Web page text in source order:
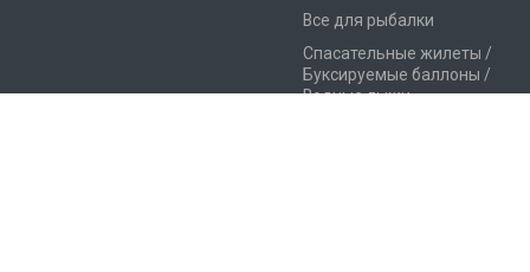
Все для рыбалки
Спасательные жилеты /
Буксируемые баллоны /
Водные лыжи